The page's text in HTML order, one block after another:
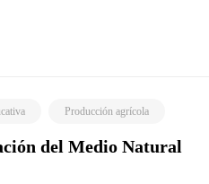
Producción agrícola
del Medio Natural